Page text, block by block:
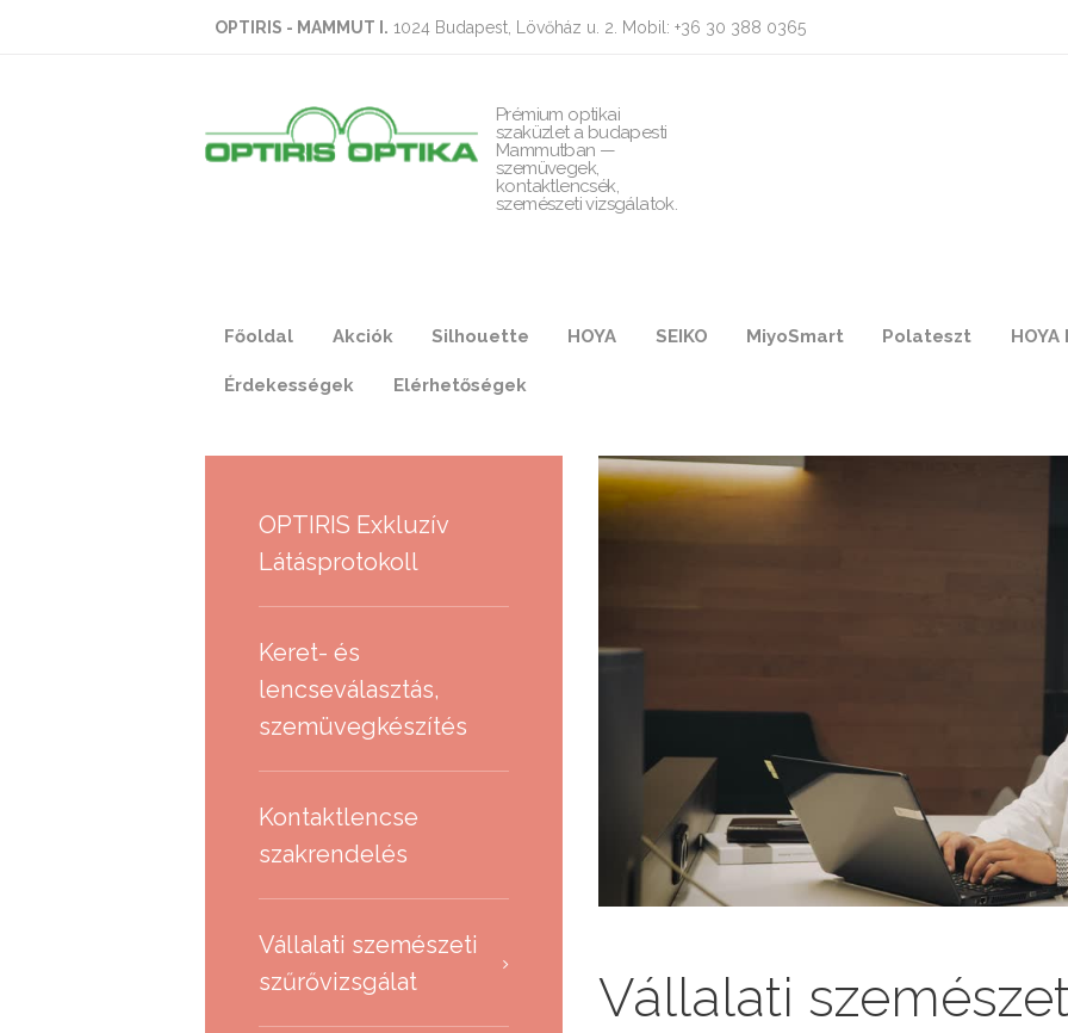
OPTIRIS - MAMMUT I. 1024 Budapest, Lövőház u. 2. Mobil: +36 30 388 0365
Prémium optikai
szaküzlet a budapesti
Mammutban —
szemüvegek,
kontaktlencsék,
szemészeti vizsgálatok.
Főoldal Akciók Silhouette HOYA SEIKO MiyoSmart Polateszt
Érdekességek Elérhetőségek
Vállalati
OPTIRIS Exkluzív
Látásprotokoll
Keret- és
lencseválasztás,
szemüvegkészítés
Kontaktlencse
szakrendelés
Vállalati szemészeti
szűrővizsgálat